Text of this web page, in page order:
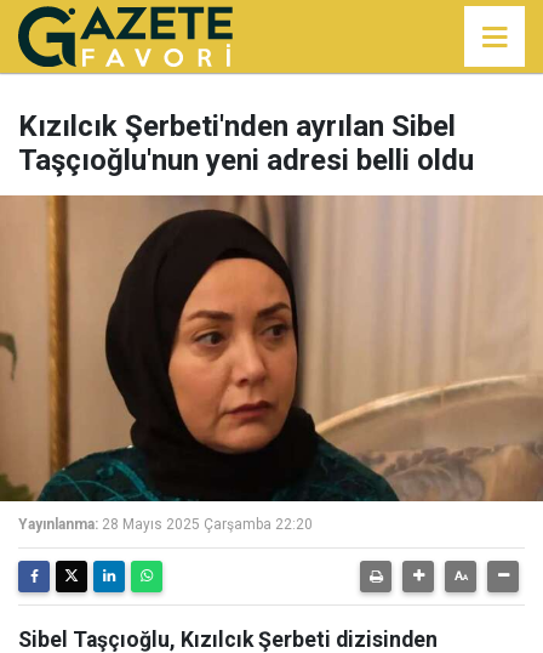
Kızılcık Şerbeti'nden ayrılan Sibel
Taşçıoğlu'nun yeni adresi belli oldu
Yayınlanma: 28 Mayıs 2025 Çarşamba 22:20
Sibel Taşçıoğlu, Kızılcık Şerbeti dizisinden